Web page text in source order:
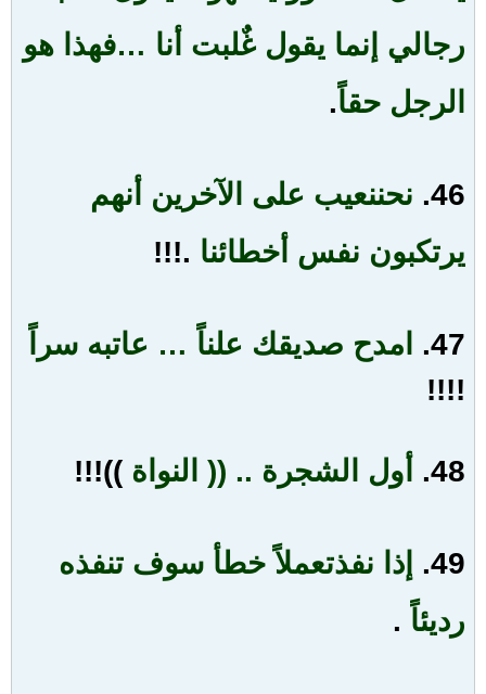
رجالي إنما يقول غٌلبت أنا …فهذا هو
الرجل حقاً.
46. نحننعيب على الآخرين أنهم
يرتكبون نفس أخطائنا .!!!
47. امدح صديقك علناً … عاتبه سراً
!!!!
48. أول الشجرة .. (( النواة ))!!!
49. إذا نفذتعملاً خطأ سوف تنفذه
رديئاً .